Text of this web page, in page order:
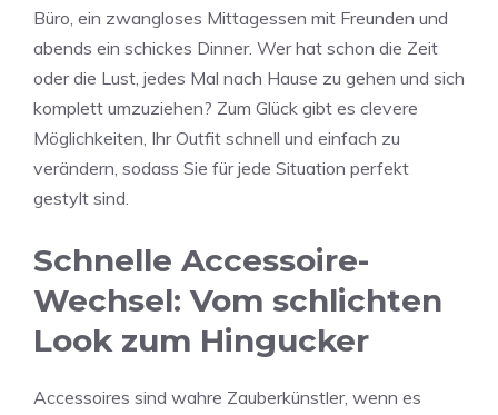
Büro, ein zwangloses Mittagessen mit Freunden und
abends ein schickes Dinner. Wer hat schon die Zeit
oder die Lust, jedes Mal nach Hause zu gehen und sich
komplett umzuziehen? Zum Glück gibt es clevere
Möglichkeiten, Ihr Outfit schnell und einfach zu
verändern, sodass Sie für jede Situation perfekt
gestylt sind.
Schnelle Accessoire-
Wechsel: Vom schlichten
Look zum Hingucker
Accessoires sind wahre Zauberkünstler, wenn es